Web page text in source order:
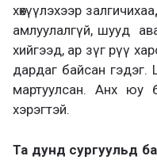
хөхүүлэхээр
амлуулалгүй, шууд
хийгээд, ар зүг рүү
дардаг байсан
мартуулсан. Анх юу
хэрэгтэй.
Та дунд сургуульд